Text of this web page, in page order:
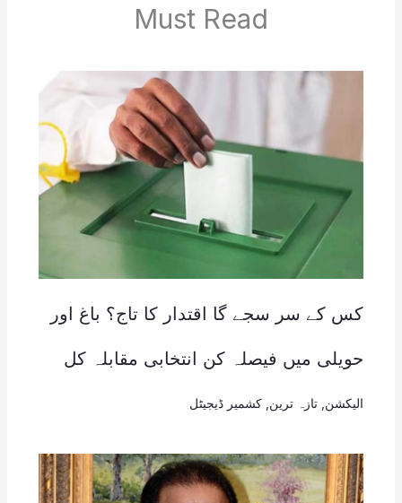
Must Read
کس کے سر سجے گا اقتدار کا تاج؟ باغ اور
حویلی میں فیصلہ کن انتخابی مقابلہ کل
الیکشن تازہ ترین کشمیر ڈیجیٹل